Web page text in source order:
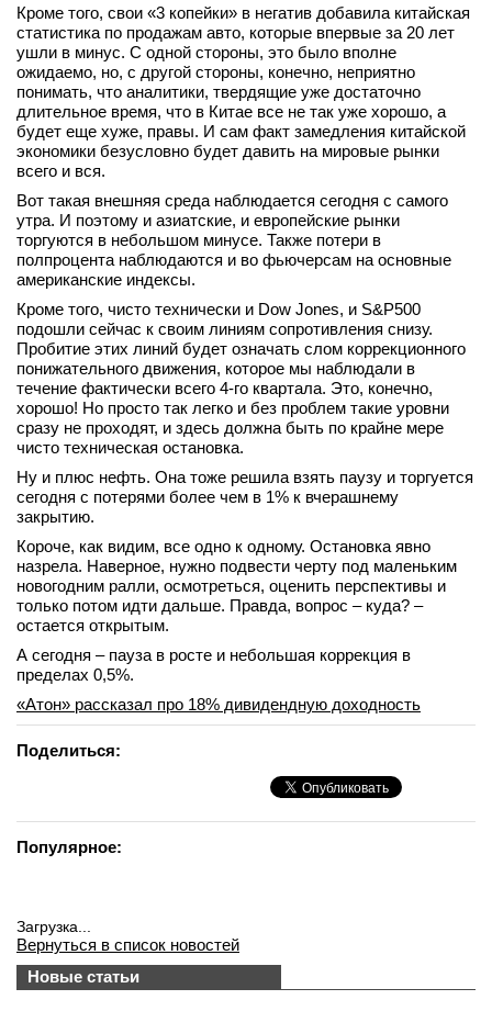
Кроме того, свои «3 копейки» в негатив добавила китайская
статистика по продажам авто, которые впервые за 20 лет
ушли в минус. С одной стороны, это было вполне
ожидаемо, но, с другой стороны, конечно, неприятно
понимать, что аналитики, твердящие уже достаточно
длительное время, что в Китае все не так уже хорошо, а
будет еще хуже, правы. И сам факт замедления китайской
экономики безусловно будет давить на мировые рынки
всего и вся.
Вот такая внешняя среда наблюдается сегодня с самого
утра. И поэтому и азиатские, и европейские рынки
торгуются в небольшом минусе. Также потери в
полпроцента наблюдаются и во фьючерсам на основные
американские индексы.
Кроме того, чисто технически и Dow Jones, и S&P500
подошли сейчас к своим линиям сопротивления снизу.
Пробитие этих линий будет означать слом коррекционного
понижательного движения, которое мы наблюдали в
течение фактически всего 4-го квартала. Это, конечно,
хорошо! Но просто так легко и без проблем такие уровни
сразу не проходят, и здесь должна быть по крайне мере
чисто техническая остановка.
Ну и плюс нефть. Она тоже решила взять паузу и торгуется
сегодня с потерями более чем в 1% к вчерашнему
закрытию.
Короче, как видим, все одно к одному. Остановка явно
назрела. Наверное, нужно подвести черту под маленьким
новогодним ралли, осмотреться, оценить перспективы и
только потом идти дальше. Правда, вопрос – куда? –
остается открытым.
А сегодня – пауза в росте и небольшая коррекция в
пределах 0,5%.
«Атон» рассказал про 18% дивидендную доходность
Поделиться:
Популярное:
Загрузка...
Вернуться в список новостей
Новые статьи